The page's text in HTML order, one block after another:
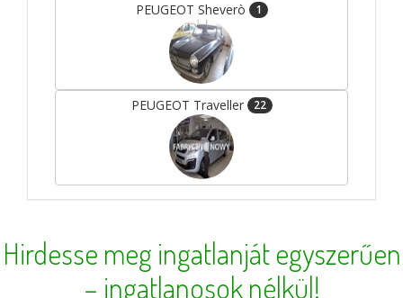
PEUGEOT Sheverò 1
PEUGEOT Traveller 22
Hirdesse meg ingatlanját egyszerűen
– ingatlanosok nélkül!